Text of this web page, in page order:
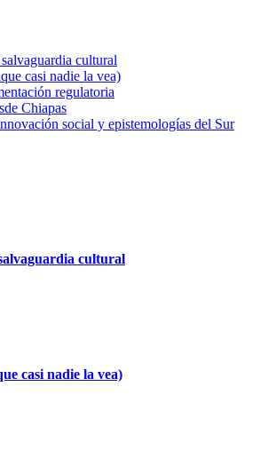
cultural
casi nadie la vea)
regulatoria
Chiapas
social y epistemologías del Sur
cultural
casi nadie la vea)